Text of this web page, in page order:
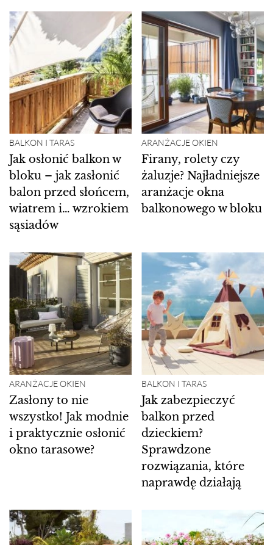
BALKON I TARAS
Jak osłonić balkon w
bloku – jak zasłonić
balon przed słońcem,
wiatrem i… wzrokiem
sąsiadów
ARANŻACJE OKIEN
Firany, rolety czy
żaluzje? Najładniejsze
aranżacje okna
balkonowego w bloku
ARANŻACJE OKIEN
Zasłony to nie
wszystko! Jak modnie
i praktycznie osłonić
okno tarasowe?
BALKON I TARAS
Jak zabezpieczyć
balkon przed
dzieckiem?
Sprawdzone
rozwiązania, które
naprawdę działają